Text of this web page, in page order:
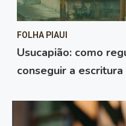
FOLHA PIAUI
Usucapião: como
conseguir a